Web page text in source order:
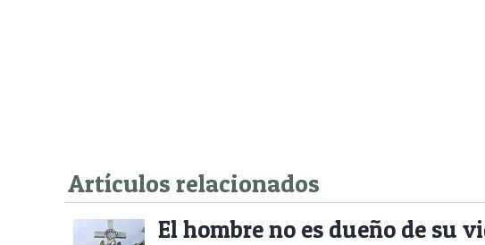
Artículos relacionados
El hombre no es dueño de su